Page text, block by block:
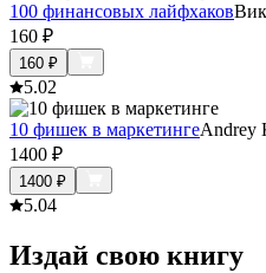
100 финансовых лайфхаков
160 ₽
160 ₽
5.02
10 фишек в маркетингеAndrey
1400 ₽
1400 ₽
5.04
Издай свою книгу